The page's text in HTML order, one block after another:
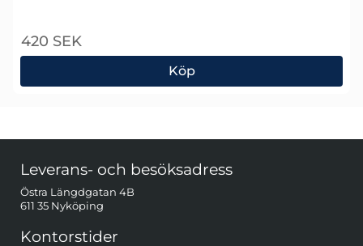
420 SEK
Köp
Energizer Industrial 6LR61, 9V Batteri 12-pack
Leverans- och besöksadress
Östra Längdgatan 4B
611 35 Nyköping
Kontorstider